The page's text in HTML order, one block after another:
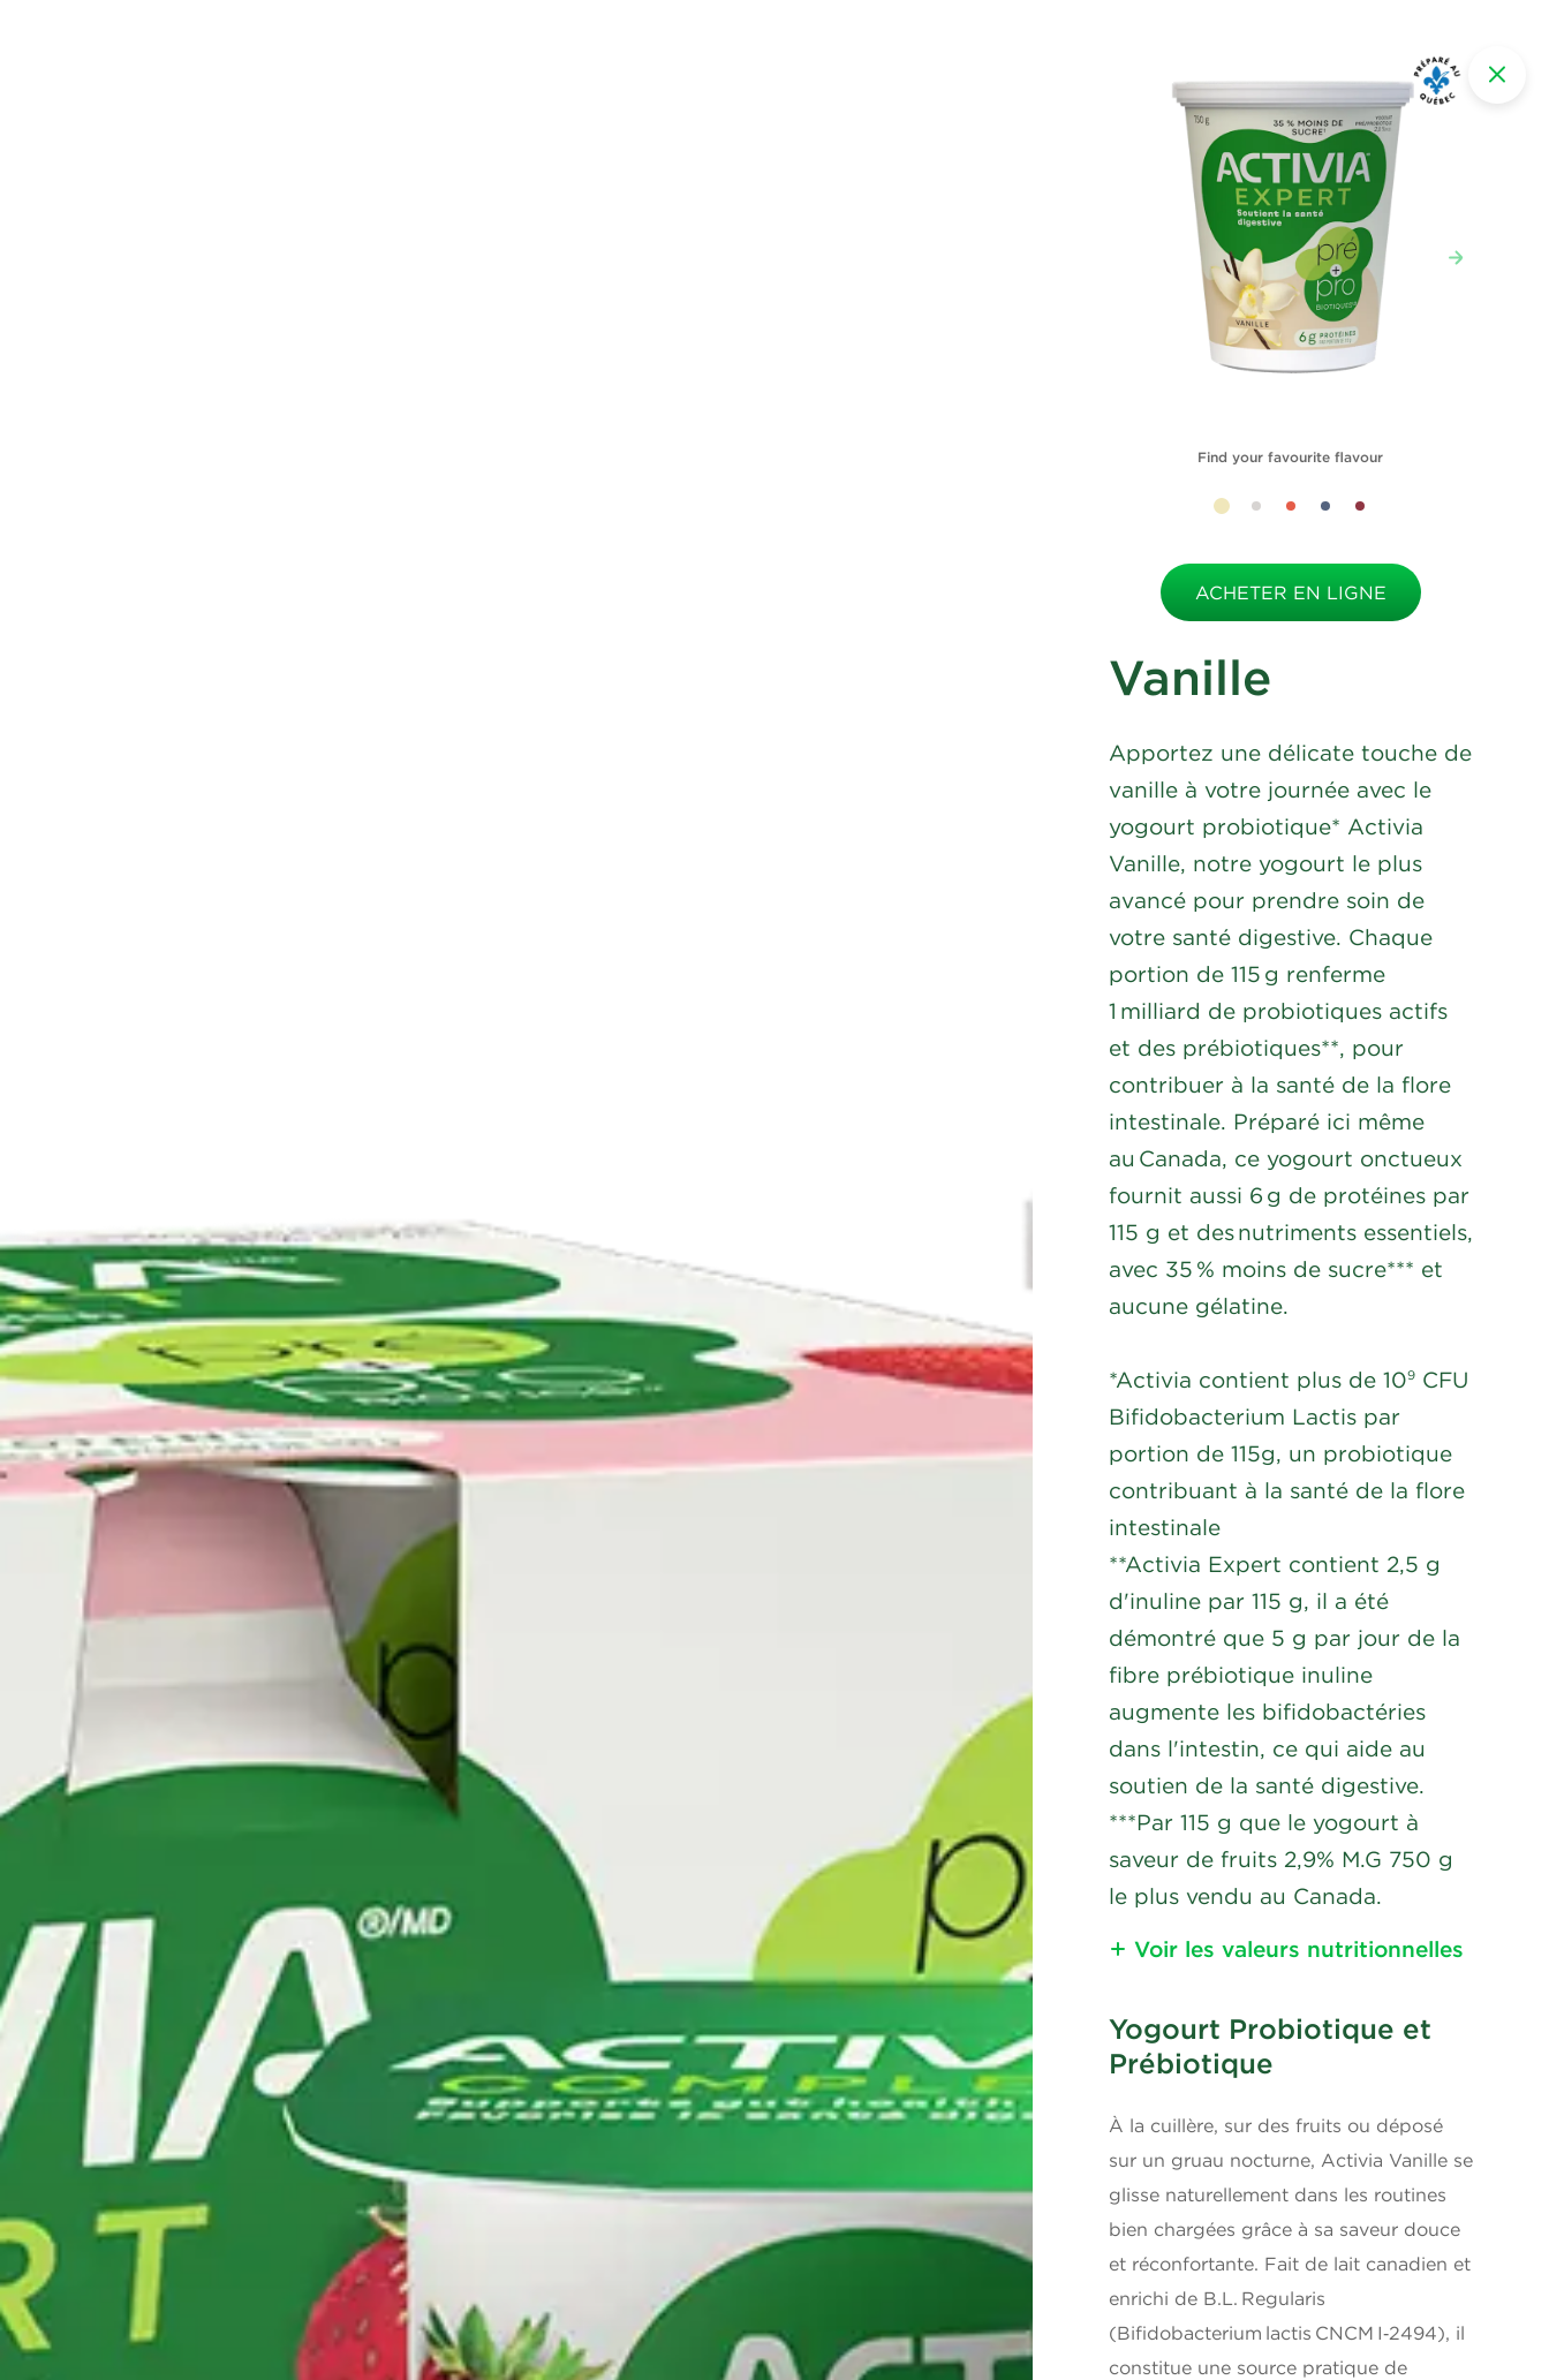
Find your favourite flavour
ACHETER EN LIGNE
Vanille
Apportez une délicate touche de
vanille à votre journée avec le
yogourt probiotique* Activia
Vanille, notre yogourt le plus
avancé pour prendre soin de
votre santé digestive. Chaque
portion de 115 g renferme
1 milliard de probiotiques actifs
et des prébiotiques**, pour
contribuer à la santé de la flore
intestinale. Préparé ici même
au Canada, ce yogourt onctueux
fournit aussi 6 g de protéines par
115 g et des nutriments essentiels,
avec 35 % moins de sucre*** et
aucune gélatine.
*Activia contient plus de 109 CFU
Bifidobacterium Lactis par
portion de 115g, un probiotique
contribuant à la santé de la flore
intestinale
**Activia Expert contient 2,5 g
d'inuline par 115 g, il a été
démontré que 5 g par jour de la
fibre prébiotique inuline
augmente les bifidobactéries
dans l'intestin, ce qui aide au
soutien de la santé digestive.
***Par 115 g que le yogourt à
saveur de fruits 2,9% M.G 750 g
le plus vendu au Canada.
Voir les valeurs nutritionnelles
Information
Gras saturés 2.5 g
Gras trans 0
Glucides 12 g
Yogourt Probiotique et
Prébiotique
À la cuillère, sur des fruits ou déposé
sur un gruau nocturne, Activia Vanille se
glisse naturellement dans les routines
bien chargées grâce à sa saveur douce
et réconfortante. Fait de lait canadien et
enrichi de B.L. Regularis
(Bifidobacterium lactis CNCM I‑2494), il
constitue une source pratique de